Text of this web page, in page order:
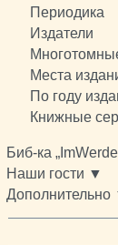
Периодика
Издатели
Места
По году
Книжные
Биб-ка
Наши гости ▼
Дополнительно